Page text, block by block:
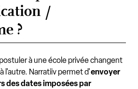
/
?
à une école privée changent
l'autre. Narratiiv permet d'envoyer
des dates imposées par